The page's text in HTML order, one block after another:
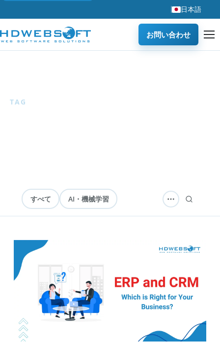
日本語
お問い合わせ
TAG
すべて AI・機械学習
ソフトウェア開発 テクノロジー
アウトソーシング
セキュリティ エンジニアリング
ヘルスケア 方法論
ブロックチェーン